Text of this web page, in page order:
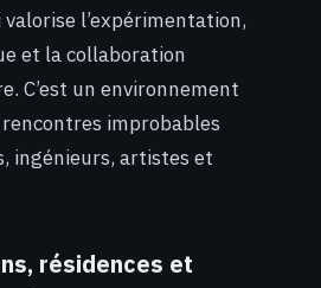
l’expérimentation,
et la collaboration
C’est un environnement
improbables
ingénieurs, artistes et
résidences et